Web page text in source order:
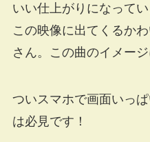
いい仕上がりになってい
この映像に出てくるか
さん。この曲のイメー
ついスマホで画面いっ
は必見です！